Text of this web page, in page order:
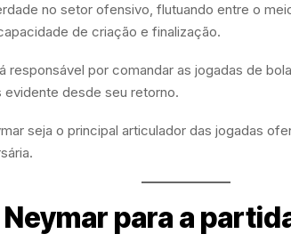
no setor ofensivo, flutuando entre o
de criação e finalização.
responsável por comandar as jogadas de
desde seu retorno.
seja o principal articulador das jogadas
para a